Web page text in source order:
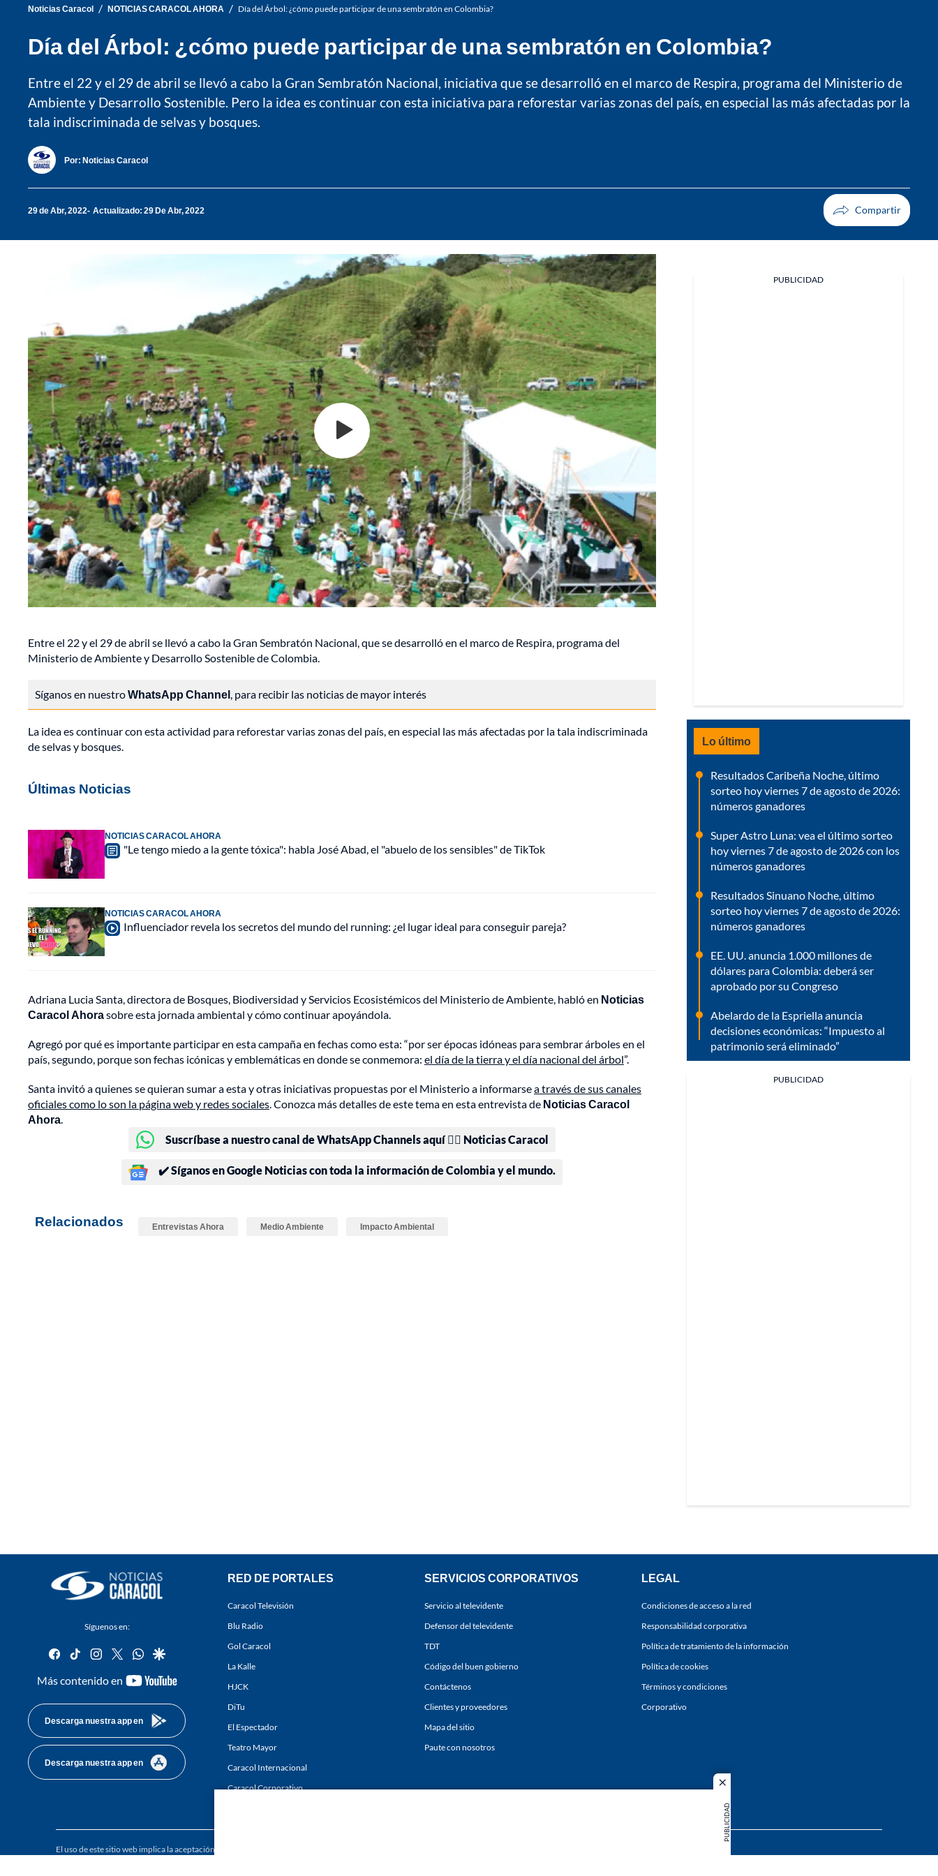
close
PUBLICIDAD
Noticias Caracol / NOTICIAS CARACOL AHORA / Día del Árbol: ¿cómo puede participar de una sembratón en Colombia?
Día del Árbol: ¿cómo puede participar de una sembratón en Colombia?
Entre el 22 y el 29 de abril se llevó a cabo la Gran Sembratón Nacional, iniciativa que se desarrolló en el marco de Respira, programa del Ministerio de
Ambiente y Desarrollo Sostenible. Pero la idea es continuar con esta iniciativa para reforestar varias zonas del país, en especial las más afectadas por la
tala indiscriminada de selvas y bosques.
Por: Noticias Caracol
29 de Abr, 2022 Actualizado: 29 De Abr, 2022
Entre el 22 y el 29 de abril se llevó a cabo la Gran Sembratón Nacional, que se desarrolló en el marco de Respira, programa del
Ministerio de Ambiente y Desarrollo Sostenible de Colombia.
Síganos en nuestroWhatsApp Channel, para recibir las noticias de mayor interés
La idea es continuar con esta actividad para reforestar varias zonas del país, en especial las más afectadas por la tala indiscriminada
de selvas y bosques.
Últimas Noticias
NOTICIAS CARACOL AHORA
"Le tengo miedo a la gente tóxica": habla José Abad, el "abuelo de los sensibles" de TikTok
NOTICIAS CARACOL AHORA
Influenciador revela los secretos del mundo del running: ¿el lugar ideal para conseguir pareja?
Adriana Lucia Santa, directora de Bosques, Biodiversidad y Servicios Ecosistémicos del Ministerio de Ambiente, habló en Noticias
Caracol Ahorasobre esta jornada ambiental y cómo continuar apoyándola.
Agregó por qué es importante participar en esta campaña en fechas como esta: “por ser épocas idóneas para sembrar árboles en el
país, segundo, porque son fechas icónicas y emblemáticas en donde se conmemora: el día de la tierra y el día nacional del árbol”.
Santa invitó a quienes se quieran sumar a esta y otras iniciativas propuestas por el Ministerio a informarsea través de sus canales
oficiales como lo son la página web y redes sociales. Conozca más detalles de este tema en esta entrevista de Noticias Caracol
Ahora.
Suscríbase a nuestro canal de WhatsApp Channels aquí 👉🏻 Noticias Caracol
✔️ Síganos en Google Noticias con toda la información de Colombia y el mundo.
Relacionados Entrevistas Ahora Medio Ambiente Impacto Ambiental
PUBLICIDAD
Lo último
Resultados Caribeña Noche, último
sorteo hoy viernes 7 de agosto de 2026:
números ganadores
Super Astro Luna: vea el último sorteo
hoy viernes 7 de agosto de 2026 con los
números ganadores
Resultados Sinuano Noche, último
sorteo hoy viernes 7 de agosto de 2026:
números ganadores
EE. UU. anuncia 1.000 millones de
dólares para Colombia: deberá ser
aprobado por su Congreso
Abelardo de la Espriella anuncia
decisiones económicas: “Impuesto al
patrimonio será eliminado”
PUBLICIDAD
Síguenos en:
facebook
tiktok instagram
twitterwhatsapp
google
Más contenido en
youtube-
Descarga nuestra app en
Descarga nuestra app en
RED DE PORTALES
Caracol Televisión
Blu Radio
Gol Caracol
La Kalle
HJCK
DiTu
El Espectador
Teatro Mayor
Caracol Internacional
Caracol Corporativo
SERVICIOS CORPORATIVOS
Servicio al televidente
Defensor del televidente
TDT
Código del buen gobierno
Contáctenos
Clientes y proveedores
Mapa del sitio
Paute con nosotros
LEGAL
Condiciones de acceso a la red
Responsabilidad corporativa
Política de tratamiento de la información
Política de cookies
Términos y condiciones
Corporativo
El uso de este sitio web implica la aceptación de los